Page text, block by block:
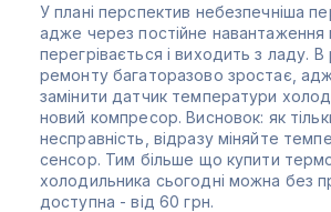
У плані перспектив небезпечніша
адже через постійне навантаження
перегрівається і виходить з ладу. В
ремонту багаторазово зростає,
замінити датчик температури
новий компресор. Висновок: як
несправність, відразу міняйте
сенсор. Тим більше що купити
холодильника сьогодні можна без
доступна - від 60 грн.